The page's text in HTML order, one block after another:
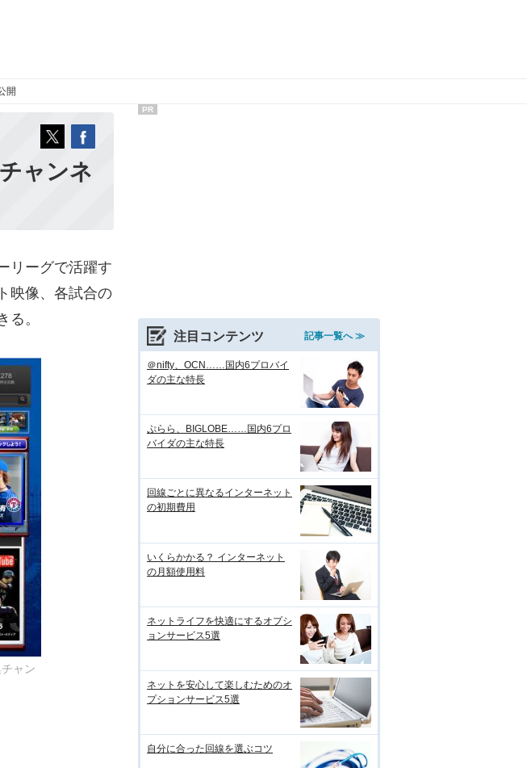
開
ャンネ
リーグで活躍す
映像、各試合の
。
ャン
PR
注目コンテンツ 記事一覧へ ≫
＠nifty、OCN……国内6プロバイ
ダの主な特長
ぷらら、BIGLOBE……国内6プロ
バイダの主な特長
回線ごとに異なるインターネット
の初期費用
いくらかかる？ インターネット
の月額使用料
ネットライフを快適にするオプシ
ョンサービス5選
ネットを安心して楽しむためのオ
プションサービス5選
自分に合った回線を選ぶコツ